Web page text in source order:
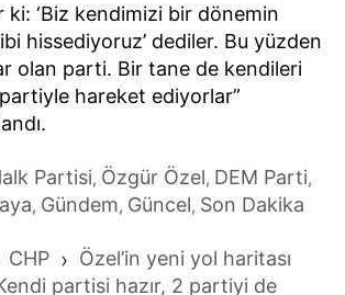
ki: ‘Biz kendimizi bir dönemin
hissediyoruz’ dediler. Bu yüzden
olan parti. Bir tane de kendileri
hareket ediyorlar”
Partisi, Özgür Özel, DEM Parti,
, Gündem, Güncel, Son Dakika
CHP › Özel’in yeni yol haritası
partisi hazır, 2 partiyi de